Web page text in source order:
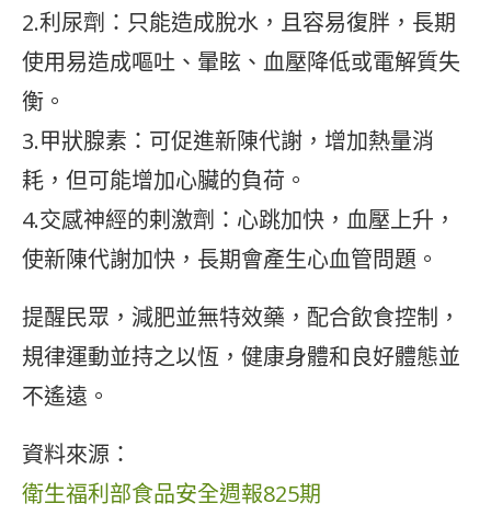
2.利尿劑：只能造成脫水，且容易復胖，長期
使用易造成嘔吐、暈眩、血壓降低或電解質失
衡。
3.甲狀腺素：可促進新陳代謝，增加熱量消
耗，但可能增加心臟的負荷。
4.交感神經的剌激劑：心跳加快，血壓上升，
使新陳代謝加快，長期會產生心血管問題。
提醒民眾，減肥並無特效藥，配合飲食控制，
規律運動並持之以恆，健康身體和良好體態並
不遙遠。
資料來源：
衛生福利部食品安全週報825期